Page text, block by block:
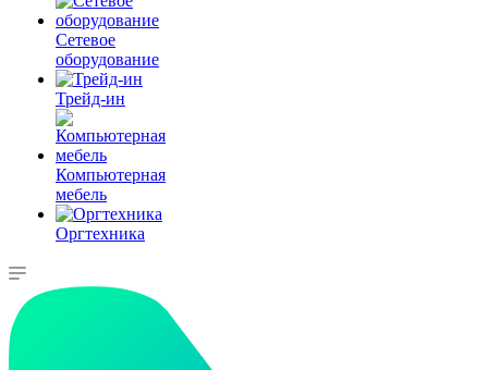
Сетевое
оборудование
Трейд-ин
Компьютерная
мебель
Оргтехника